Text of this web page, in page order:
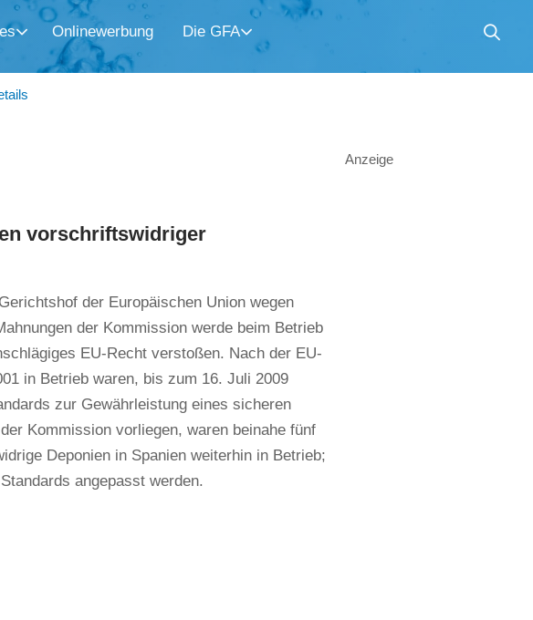
Onlinewerbung Die GFA
vorschriftswidriger
der Europäischen Union wegen
der Kommission werde beim Betrieb
EU-Recht verstoßen. Nach der EU-
in Betrieb waren, bis zum 16. Juli 2009
zur Gewährleistung eines sicheren
Kommission vorliegen, waren beinahe fünf
Deponien in Spanien weiterhin in Betrieb;
angepasst werden.
Anzeige